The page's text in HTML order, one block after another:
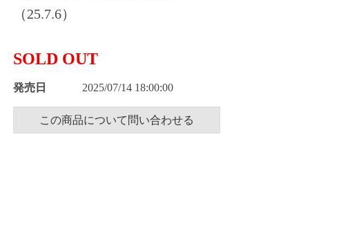
（25.7.6）
SOLD OUT
発売日 2025/07/14 18:00:00
この商品について問い合わせる